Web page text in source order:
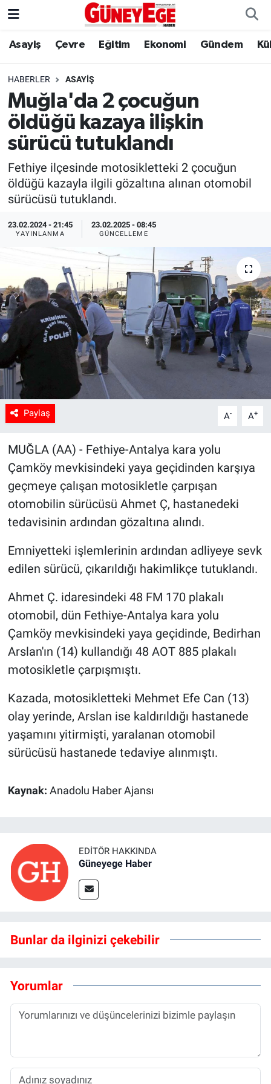
Asayiş Çevre Eğitim Ekonomi Gündem
HABERLER ASAYIŞ
Muğla'da 2 çocuğun
öldüğü kazaya ilişkin
sürücü tutuklandı
Fethiye ilçesinde motosikletteki 2 çocuğun
öldüğü kazayla ilgili gözaltına alınan otomobil
sürücüsü tutuklandı.
23.02.2024 - 21:45
YAYINLANMA
23.02.2025 - 08:45
GÜNCELLEME
Paylaş A- A+
MUĞLA (AA) - Fethiye-Antalya kara yolu
Çamköy mevkisindeki yaya geçidinden karşıya
geçmeye çalışan motosikletle çarpışan
otomobilin sürücüsü Ahmet Ç, hastanedeki
tedavisinin ardından gözaltına alındı.
Emniyetteki işlemlerinin ardından adliyeye sevk
edilen sürücü, çıkarıldığı hakimlikçe tutuklandı.
Ahmet Ç. idaresindeki 48 FM 170 plakalı
otomobil, dün Fethiye-Antalya kara yolu
Çamköy mevkisindeki yaya geçidinde, Bedirhan
Arslan'ın (14) kullandığı 48 AOT 885 plakalı
motosikletle çarpışmıştı.
Kazada, motosikletteki Mehmet Efe Can (13)
olay yerinde, Arslan ise kaldırıldığı hastanede
yaşamını yitirmişti, yaralanan otomobil
sürücüsü hastanede tedaviye alınmıştı.
Kaynak: Anadolu Haber Ajansı
EDITÖR HAKKINDA
Güneyege Haber
Bunlar da ilginizi çekebilir
Yorumlar
Asayiş
Çevre
Eğitim
Ekonomi
Gündem
Kültür Sanat
Magazin
Sağlık
Spor
İstanbul Hava Durumu
İstanbul Trafik Yoğunluk Haritası
Süper Lig Puan Durumu ve Fikstür
Tüm Manşetler
Son Dakika Haberleri
Haber Arşivi